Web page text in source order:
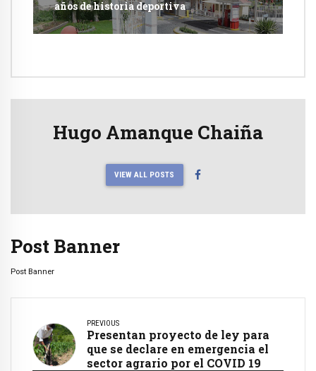
años de historia deportiva
Hugo Amanque Chaiña
VIEW ALL POSTS
Post Banner
Post Banner
PREVIOUS
Presentan proyecto de ley para
que se declare en emergencia el
sector agrario por el COVID 19